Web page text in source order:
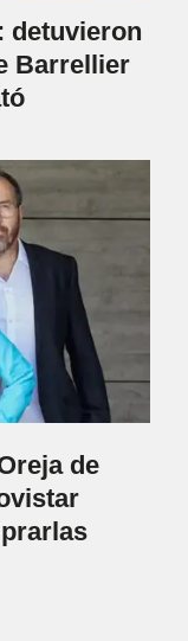
detuvieron
Barrellier
de